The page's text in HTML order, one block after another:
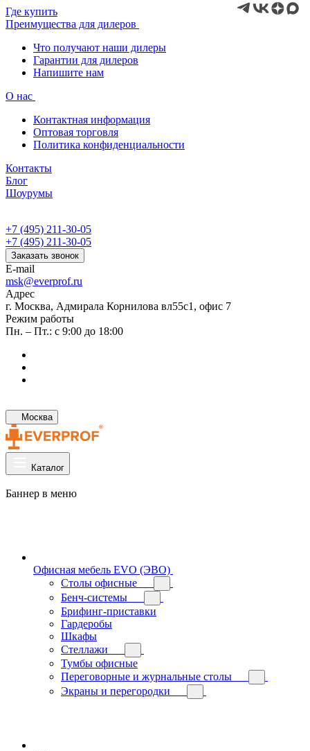
Где купить
Преимущества для дилеров
Что получают наши дилеры
Гарантии для дилеров
Напишите нам
О нас
Контактная информация
Оптовая торговля
Политика конфиденциальности
Контакты
Блог
Шоурумы
+7 (495) 211-30-05
+7 (495) 211-30-05
Заказать звонок
E-mail
msk@everprof.ru
Адрес
г. Москва, Адмирала Корнилова вл55с1, офис 7
Режим работы
Пн. – Пт.: с 9:00 до 18:00
Москва
Каталог
Баннер в меню
Офисная мебель EVO (ЭВО)
Cтолы офисные
Бенч-системы
Брифинг-приставки
Гардеробы
Шкафы
Стеллажи
Тумбы офисные
Переговорные и журнальные столы
Экраны и перегородки